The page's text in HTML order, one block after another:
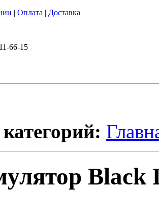
| Оплата | Доставка
66-15
Black